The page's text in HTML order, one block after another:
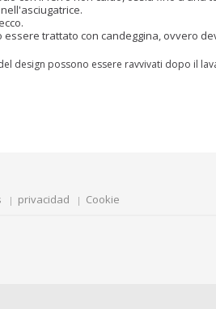
essere trattato con candeggina, ovvero
design possono essere ravvivati dopo il
privacidad Cookie